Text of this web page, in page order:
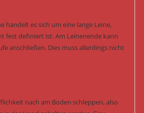
handelt es sich um eine lange Leine,
fest definiert ist. Am Leinenende kann
anschließen. Dies muss allerdings nicht
nach am Boden schleppen, also